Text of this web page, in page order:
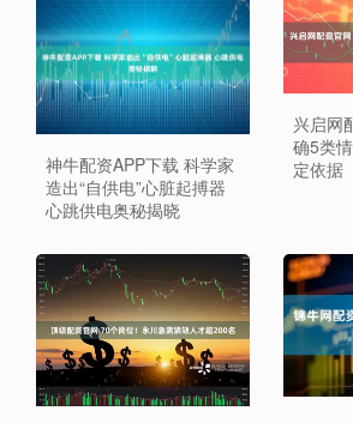
神牛配资APP下载 科学家
造出“自供电”心脏起搏器
心跳供电奥秘揭晓
兴启网
确5类
定依据